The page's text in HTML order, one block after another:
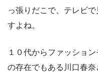
っ張りだこで、テレビ
すよね。
１０代からファッショ
の存在でもある川口春奈